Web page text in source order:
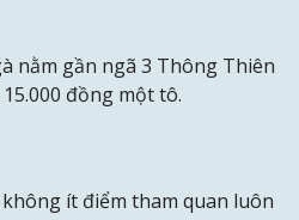
nằm gần ngã 3 Thông Thiên
đồng một tô.
ít điểm tham quan luôn